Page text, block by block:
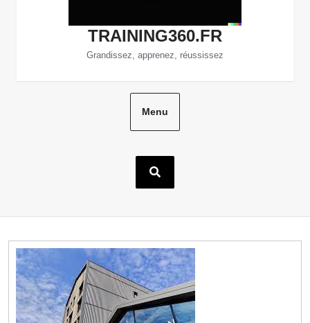
TRAINING360.FR
Grandissez, apprenez, réussissez
Menu